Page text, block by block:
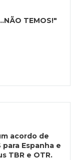
TEMOS!"
acordo de
Espanha e
TBR e OTR.